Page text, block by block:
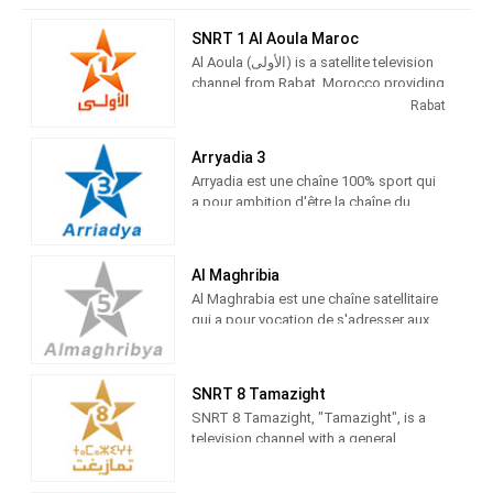
SNRT 1 Al Aoula Maroc
Al Aoula (الأولى) is a satellite television
channel from Rabat, Morocco providing
Entertainment shows. Al Aoula is theRabat
Arryadia 3
Arryadia est une chaîne 100% sport qui
a pour ambition d'être la chaîne du
toutes les rencontres sportives
nationales ainsi que l'actualité sportive
internationale.
Al Maghribia
Al Maghrabia est une chaîne satellitaire
qui a pour vocation de s'adresser aux
ceux de 2 M. Elle est accessible
uniquement par satellite
SNRT 8 Tamazight
SNRT 8 Tamazight, "Tamazight", is a
television channel with a general